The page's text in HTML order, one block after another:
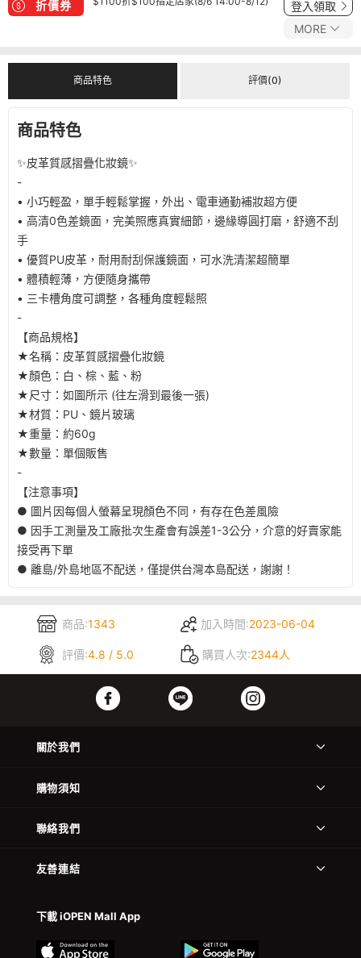
折價券 登入領取
MORE
商品特色 評價(0)
商品特色
✨皮革質感摺疊化妝鏡✨
-
• 小巧輕盈，單手輕鬆掌握，外出、電車通勤補妝超方便
• 高清0色差鏡面，完美照應真實細節，邊緣導圓打磨，舒適不刮
手
• 優質PU皮革，耐用耐刮保護鏡面，可水洗清潔超簡單
• 體積輕薄，方便隨身攜帶
• 三卡槽角度可調整，各種角度輕鬆照
-
【商品規格】
★名稱：皮革質感摺疊化妝鏡
★顏色：白、棕、藍、粉
★尺寸：如圖所示 (往左滑到最後一張)
★材質：PU、鏡片玻璃
★重量：約60g
★數量：單個販售
-
【注意事項】
● 圖片因每個人螢幕呈現顏色不同，有存在色差風險
● 因手工測量及工廠批次生產會有誤差1-3公分，介意的好賣家能
接受再下單
● 離島/外島地區不配送，僅提供台灣本島配送，謝謝！
商品:1343 加入時間:2023-06-04
評價:4.8 / 5.0 購買人次:2344人
關於我們
購物須知
聯絡我們
友善連結
下載 iOPEN Mall App